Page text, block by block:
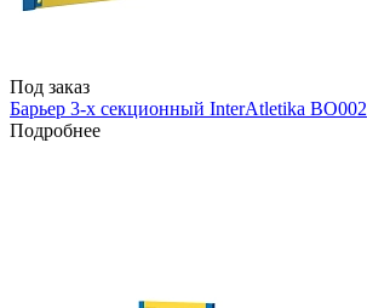
Под заказ
Барьер 3-х секционный InterAtletika ВО002
Подробнее